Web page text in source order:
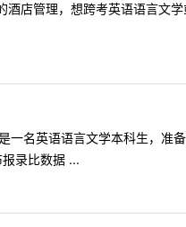
管理，想跨考英语语言文
名英语语言文学本科生，准
录比数据 ...